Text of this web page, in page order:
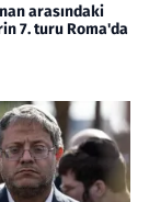
arasındaki
7. turu Roma'da